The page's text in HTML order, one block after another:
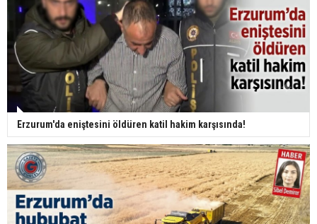
Erzurum'da eniştesini öldüren katil hakim karşısında!